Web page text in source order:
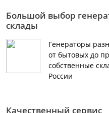
Большой выбор
склады
Генераторы
от бытовых до
собственные
России
Качественный сервис